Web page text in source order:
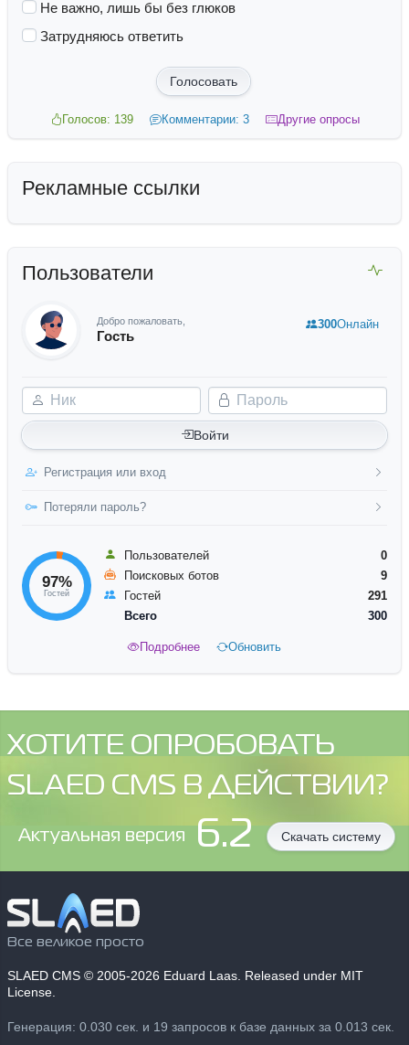
Не важно, лишь бы без глюков
Затрудняюсь ответить
Голосовать
Голосов: 139 Комментарии: 3 Другие опросы
Рекламные ссылки
Пользователи
Добро пожаловать,
Гость
Ник Пароль
Войти
Регистрация или вход
Потеряли пароль?
300Онлайн
97%
Гостей
Пользователей
0
Поисковых ботов
9
Гостей
291
Всего
300
Подробнее Обновить
ХОТИТЕ ОПРОБОВАТЬ
SLAED CMS В ДЕЙСТВИИ?
Aктуальная версия 6.2 Скачать систему
Все великое просто
SLAED CMS © 2005-2026 Eduard Laas. Released under MIT
License.
Генерация: 0.030 сек. и 19 запросов к базе данных за 0.013 сек.